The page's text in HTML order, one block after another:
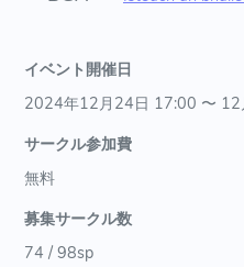
イベント開催日
2024年12月24日 17:00 〜
サークル参加費
無料
募集サークル数
74 / 98sp